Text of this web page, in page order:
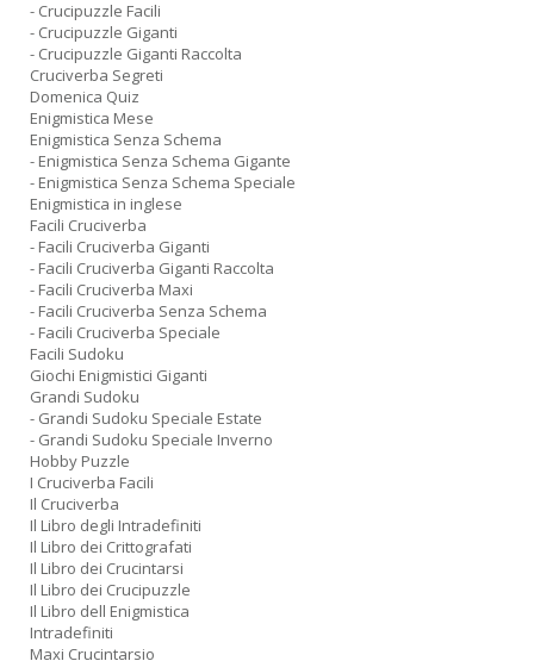
- Crucipuzzle Facili
- Crucipuzzle Giganti
- Crucipuzzle Giganti Raccolta
Cruciverba Segreti
Domenica Quiz
Enigmistica Mese
Enigmistica Senza Schema
- Enigmistica Senza Schema Gigante
- Enigmistica Senza Schema Speciale
Enigmistica in inglese
Facili Cruciverba
- Facili Cruciverba Giganti
- Facili Cruciverba Giganti Raccolta
- Facili Cruciverba Maxi
- Facili Cruciverba Senza Schema
- Facili Cruciverba Speciale
Facili Sudoku
Giochi Enigmistici Giganti
Grandi Sudoku
- Grandi Sudoku Speciale Estate
- Grandi Sudoku Speciale Inverno
Hobby Puzzle
I Cruciverba Facili
Il Cruciverba
Il Libro degli Intradefiniti
Il Libro dei Crittografati
Il Libro dei Crucintarsi
Il Libro dei Crucipuzzle
Il Libro dell Enigmistica
Intradefiniti
Maxi Crucintarsio